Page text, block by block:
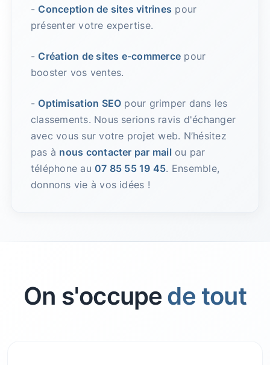
- Conception de sites vitrines pour
présenter votre expertise.
- Création de sites e-commerce pour
booster vos ventes.
- Optimisation SEO pour grimper dans les
classements. Nous serions ravis d'échanger
avec vous sur votre projet web. N’hésitez
pas à nous contacter par mail ou par
téléphone au07 85 55 19 45. Ensemble,
donnons vie à vos idées !
On s'occupe de tout